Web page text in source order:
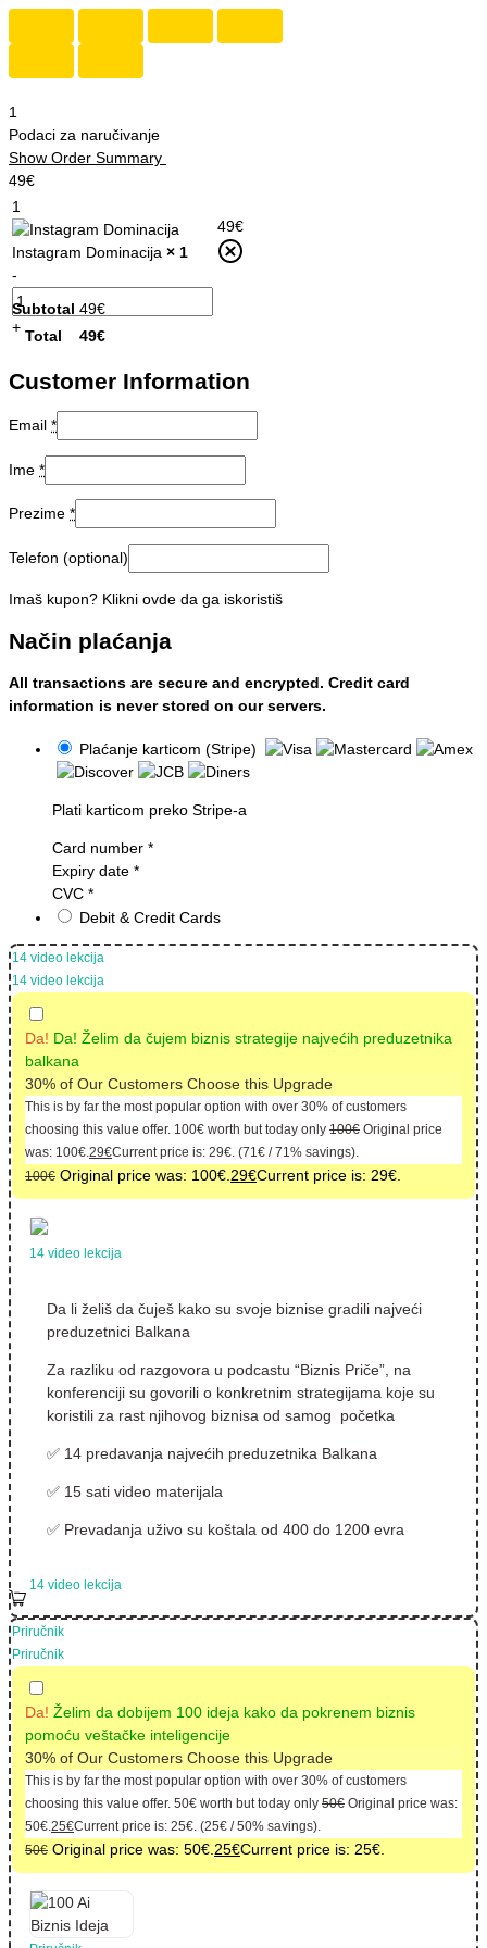
1
Podaci za naručivanje
Show Order Summary
49€
1
Instagram Dominacija × 1
-
+
49€
Subtotal 49€
Total
49€
Customer Information
Email *
Ime *
Prezime *
Telefon (optional)
Imaš kupon? Klikni ovde da ga iskoristiš
Način plaćanja
All transactions are secure and encrypted. Credit card
information is never stored on our servers.
Plaćanje karticom (Stripe)
Plati karticom preko Stripe-a
Card number *
Expiry date *
CVC *
Debit & Credit Cards
14 video lekcija
14 video lekcija
Da! Da! Želim da čujem biznis strategije najvećih preduzetnika
balkana
30% of Our Customers Choose this Upgrade
This is by far the most popular option with over 30% of customers
choosing this value offer. 100€ worth but today only 100€ Original price
was: 100€.29€Current price is: 29€. (71€ / 71% savings).
100€ Original price was: 100€.29€Current price is: 29€.
14 video lekcija
Da li želiš da čuješ kako su svoje biznise gradili najveći
preduzetnici Balkana
Za razliku od razgovora u podcastu “Biznis Priče”, na
konferenciji su govorili o konkretnim strategijama koje su
koristili za rast njihovog biznisa od samog početka
✅ 14 predavanja najvećih preduzetnika Balkana
✅ 15 sati video materijala
✅ Prevadanja uživo su koštala od 400 do 1200 evra
14 video lekcija
Priručnik
Priručnik
Da! Želim da dobijem 100 ideja kako da pokrenem biznis
pomoću veštačke inteligencije
30% of Our Customers Choose this Upgrade
This is by far the most popular option with over 30% of customers
choosing this value offer. 50€ worth but today only 50€ Original price was:
50€.25€Current price is: 25€. (25€ / 50% savings).
50€ Original price was: 50€.25€Current price is: 25€.